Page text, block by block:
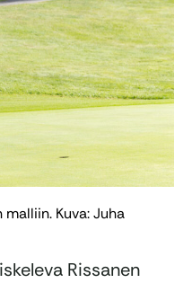
Kuva: Juha
Rissanen